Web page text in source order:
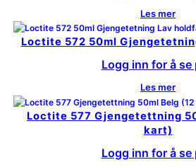
Les mer
Loctite 572 50ml
Logg inn for å se
Les mer
Loctite 577 Gjengetettning
kart)
Logg inn for å se